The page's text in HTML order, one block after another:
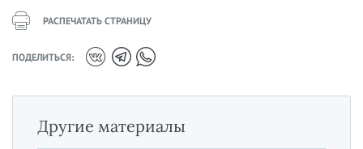
РАСПЕЧАТАТЬ СТРАНИЦУ
ПОДЕЛИТЬСЯ:
Другие материалы